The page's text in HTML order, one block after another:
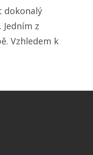
dokonalý
z
Vzhledem k